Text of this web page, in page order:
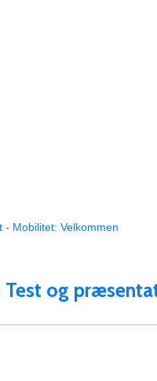
- Mobilitet: Velkommen
Test og